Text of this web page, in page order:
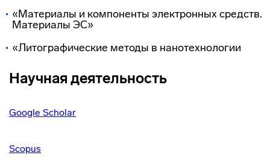
«Материалы и компоненты электронных средств.
Материалы ЭС»
«Литографические методы в нанотехнологии
Научная деятельность
Google Scholar
Scopus